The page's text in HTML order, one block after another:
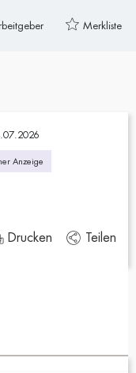
Merkliste
Anzeige
Drucken Teilen